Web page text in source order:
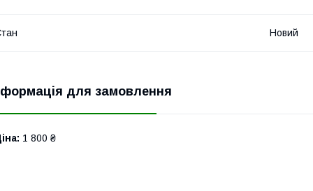
Новий
для замовлення
1 800 ₴